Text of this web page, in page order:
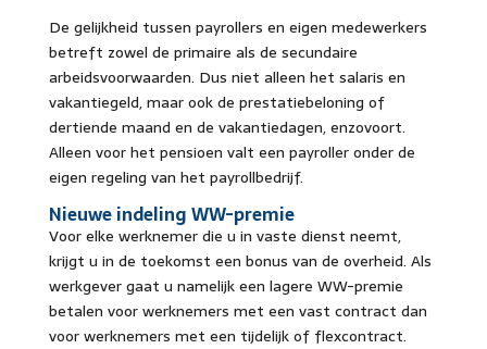
De gelijkheid tussen payrollers en eigen medewerkers
betreft zowel de primaire als de secundaire
arbeidsvoorwaarden. Dus niet alleen het salaris en
vakantiegeld, maar ook de prestatiebeloning of
dertiende maand en de vakantiedagen, enzovoort.
Alleen voor het pensioen valt een payroller onder de
eigen regeling van het payrollbedrijf.
Nieuwe indeling WW-premie
Voor elke werknemer die u in vaste dienst neemt,
krijgt u in de toekomst een bonus van de overheid. Als
werkgever gaat u namelijk een lagere WW-premie
betalen voor werknemers met een vast contract dan
voor werknemers met een tijdelijk of flexcontract.